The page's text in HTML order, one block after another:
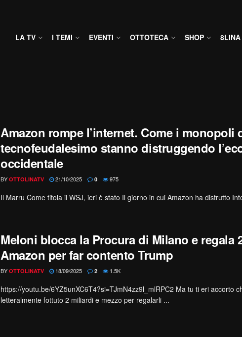
LA TV I TEMI EVENTI OTTOTECA SHOP 8LINA
Amazon rompe l’internet. Come i monopoli
tecnofeudalesimo stanno distruggendo
occidentale
BY OTTOLINATV 21/10/2025 0 975
Il Marru Come titola il WSJ, ieri è stato Il giorno in cui Amazon ha distrutto
Meloni blocca la Procura di Milano e regala
Amazon per far contento Trump
BY OTTOLINATV 18/09/2025 2 1.5K
https://youtu.be/6YZ5unXC6T4?si=TJmN4zz9l_mlRPC2 Ma tu ti eri accorto
letteralmente fottuto 2 miliardi e mezzo per regalarli ...